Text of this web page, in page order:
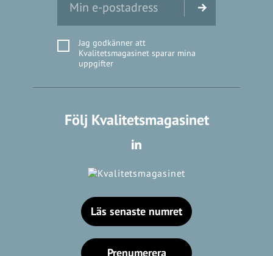
Jag godkänner att
Kvalitetsmagasinet sparar mina
uppgifter
Följ Kvalitetsmagasinet
Läs senaste numret
Prenumerera